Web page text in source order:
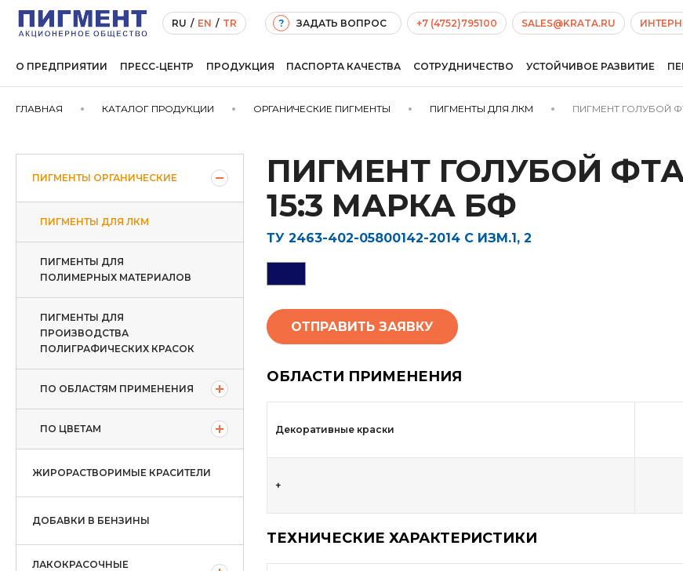
RU / EN / TR ? ЗАДАТЬ ВОПРОС +7 (4752)795100 SALES@KRATA.RU
О ПРЕДПРИЯТИИ ПРЕСС-ЦЕНТР ПРОДУКЦИЯ ПАСПОРТА КАЧЕСТВА СОТРУДНИЧЕСТВО УСТОЙЧИВОЕ РАЗВИТИЕ
ГЛАВНАЯ КАТАЛОГ ПРОДУКЦИИ ОРГАНИЧЕСКИЕ ПИГМЕНТЫ ПИГМЕНТЫ ДЛЯ ЛКМ ПИГМЕНТ ГОЛУБОЙ
ПИГМЕНТЫ ОРГАНИЧЕСКИЕ
ПИГМЕНТЫ ДЛЯ ЛКМ
ПИГМЕНТЫ ДЛЯ
ПОЛИМЕРНЫХ МАТЕРИАЛОВ
ПИГМЕНТЫ ДЛЯ
ПРОИЗВОДСТВА
ПОЛИГРАФИЧЕСКИХ КРАСОК
ПО ОБЛАСТЯМ ПРИМЕНЕНИЯ
ПО ЦВЕТАМ
ЖИРОРАСТВОРИМЫЕ КРАСИТЕЛИ
ДОБАВКИ В БЕНЗИНЫ
ЛАКОКРАСОЧНЫЕ
ПИГМЕНТ ГОЛУБОЙ
15:3 МАРКА БФ
ТУ 2463-402-05800142-2014 С ИЗМ.1, 2
ОТПРАВИТЬ ЗАЯВКУ
ОБЛАСТИ ПРИМЕНЕНИЯ
Декоративные краски
+
ТЕХНИЧЕСКИЕ ХАРАКТЕРИСТИКИ